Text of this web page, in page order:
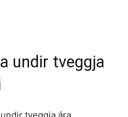
undir tveggja